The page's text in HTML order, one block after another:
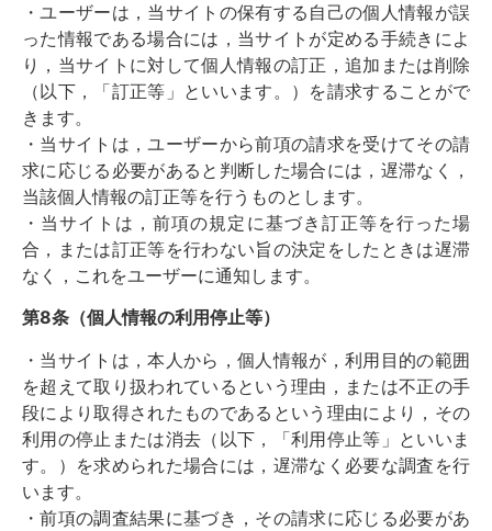
・ユーザーは，当サイトの保有する自己の個人情報が誤
った情報である場合には，当サイトが定める手続きによ
り，当サイトに対して個人情報の訂正，追加または削除
（以下，「訂正等」といいます。）を請求することがで
きます。
・当サイトは，ユーザーから前項の請求を受けてその請
求に応じる必要があると判断した場合には，遅滞なく，
当該個人情報の訂正等を行うものとします。
・当サイトは，前項の規定に基づき訂正等を行った場
合，または訂正等を行わない旨の決定をしたときは遅滞
なく，これをユーザーに通知します。
第8条（個人情報の利用停止等）
・当サイトは，本人から，個人情報が，利用目的の範囲
を超えて取り扱われているという理由，または不正の手
段により取得されたものであるという理由により，その
利用の停止または消去（以下，「利用停止等」といいま
す。）を求められた場合には，遅滞なく必要な調査を行
います。
・前項の調査結果に基づき，その請求に応じる必要があ